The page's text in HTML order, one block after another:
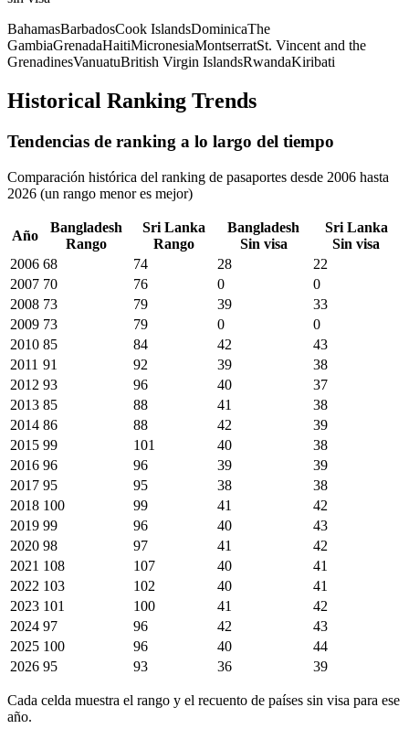
BahamasBarbadosCook IslandsDominicaThe
GambiaGrenadaHaitiMicronesiaMontserratSt. Vincent and the
GrenadinesVanuatuBritish Virgin IslandsRwandaKiribati
Historical Ranking Trends
Tendencias de ranking a lo largo del tiempo
Comparación histórica del ranking de pasaportes desde 2006 hasta
2026 (un rango menor es mejor)
Año
Bangladesh
Rango
Sri Lanka
Rango
Bangladesh
Sin visa
Sri Lanka
Sin visa
2006 68 74 28
22
2007 70 76 0
0
2008 73 79 39
33
2009 73 79 0
0
2010 85 84 42
43
2011 91 92 39
38
2012 93 96 40
37
2013 85 88 41
38
2014 86 88 42
39
2015 99 101 40
38
2016 96 96 39
39
2017 95 95 38
38
2018 100 99 41
42
2019 99 96 40
43
2020 98 97 41
42
2021 108 107 40
41
2022 103 102 40
41
2023 101 100 41
42
2024 97 96 42
43
2025 100 96 40
44
2026 95 93 36 39
Cada celda muestra el rango y el recuento de países sin visa para ese
año.